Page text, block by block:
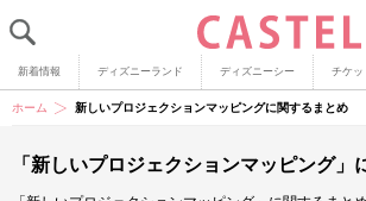
新着情報 ディズニーランド ディズニーシー チケッ
ホーム 新しいプロジェクションマッピングに関するまとめ
「新しいプロジェクションマッピング」